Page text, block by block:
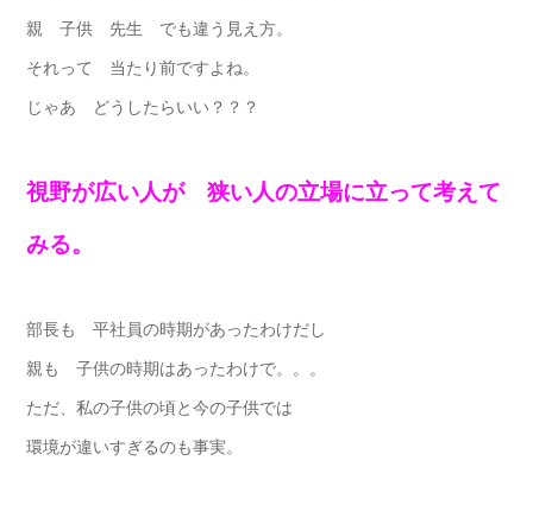
親 子供 先生 でも違う見え方。
それって 当たり前ですよね。
じゃあ どうしたらいい？？？
視野が広い人が 狭い人の立場に立って考えて
みる。
部長も 平社員の時期があったわけだし
親も 子供の時期はあったわけで。。。
ただ、私の子供の頃と今の子供では
環境が違いすぎるのも事実。